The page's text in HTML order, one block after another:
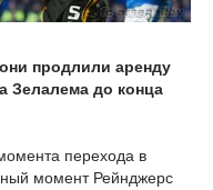
продлили аренду
Зелалема до конца
перехода в
момент Рейнджерс